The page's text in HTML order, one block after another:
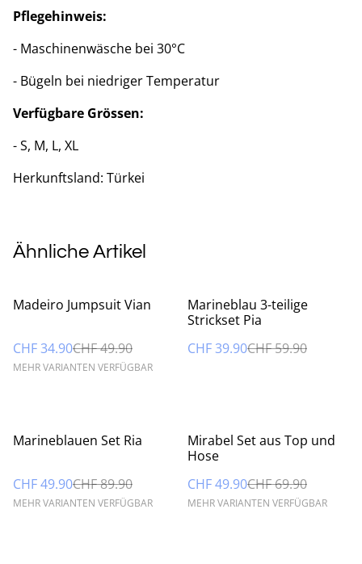
Pflegehinweis:
- Maschinenwäsche bei 30°C
- Bügeln bei niedriger Temperatur
Verfügbare Grössen:
- S, M, L, XL
Herkunftsland: Türkei
Ähnliche Artikel
%
Madeiro Jumpsuit Vian
CHF 34.90CHF 49.90
MEHR VARIANTEN VERFÜGBAR
%
Marineblau 3-teilige
Strickset Pia
CHF 39.90CHF 59.90
%
Marineblauen Set Ria
CHF 49.90CHF 89.90
MEHR VARIANTEN VERFÜGBAR
%
Mirabel Set aus Top und
Hose
CHF 49.90CHF 69.90
MEHR VARIANTEN VERFÜGBAR